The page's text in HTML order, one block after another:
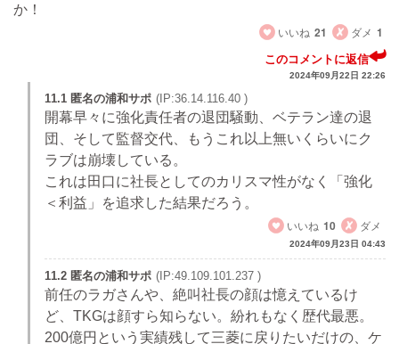
か！
いいね 21 ダメ 1
このコメントに返信
2024年09月22日 22:26
11.1 匿名の浦和サポ (IP:36.14.116.40 )
開幕早々に強化責任者の退団騒動、ベテラン達の退
団、そして監督交代、もうこれ以上無いくらいにク
ラブは崩壊している。
これは田口に社長としてのカリスマ性がなく「強化
＜利益」を追求した結果だろう。
いいね 10 ダメ
2024年09月23日 04:43
11.2 匿名の浦和サポ (IP:49.109.101.237 )
前任のラガさんや、絶叫社長の顔は憶えているけ
ど、TKGは顔すら知らない。紛れもなく歴代最悪。
200億円という実績残して三菱に戻りたいだけの、ケ